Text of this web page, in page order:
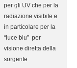
per gli UV che per la
radiazione visibile e
in particolare per la
“luce blu” per
visione diretta della
sorgente